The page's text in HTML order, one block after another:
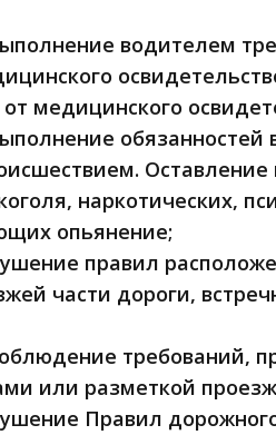
водителем
медицинского
обязанностей
Оставление
наркотических,
опьянение;
правил
части дороги,
требований,
или разметкой
Правил